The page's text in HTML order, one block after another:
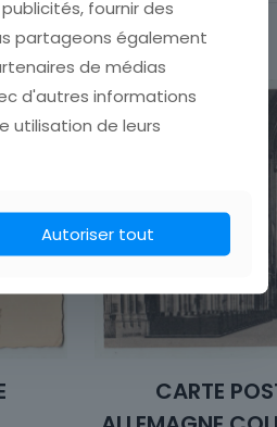
Scène de vie
CARTE
fournir des
partageons également
de médias
d'autres informations
utilisation de leurs
Autoriser tout